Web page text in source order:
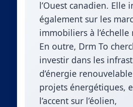
l’Ouest canadien. Elle
également sur les
immobiliers à
En outre, Drm To
investir dans les
d’énergie
projets énergétiques,
l’accent sur l’éolien,